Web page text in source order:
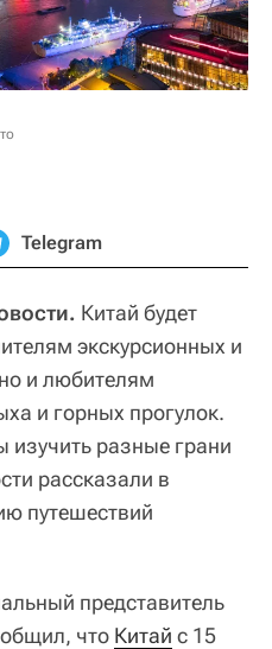
Telegram
Китай будет
экскурсионных и
и любителям
и горных прогулок.
изучить разные грани
рассказали в
путешествий
представитель
что Китай с 15